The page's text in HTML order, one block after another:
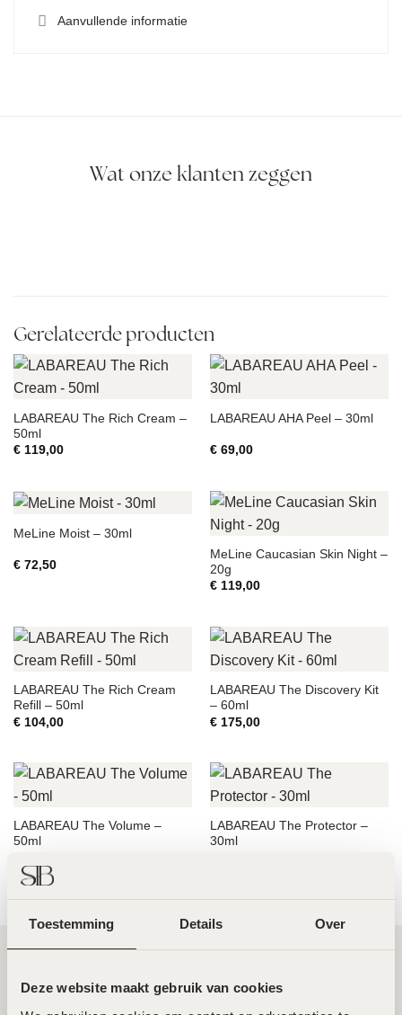
Toestemming Details Over
Deze website maakt gebruik van cookies
Aanvullende informatie
Wat onze klanten zeggen
Gerelateerde producten
LABAREAU The Rich Cream –
50ml
€119,00
LABAREAU AHA Peel – 30ml
€69,00
MeLine Moist – 30ml
€72,50
MeLine Caucasian Skin Night –
20g
€119,00
LABAREAU The Rich Cream
Refill – 50ml
€104,00
LABAREAU The Discovery Kit
– 60ml
€175,00
LABAREAU The Volume –
50ml
LABAREAU The Protector –
30ml
Twee toplocaties in Amsterdam Noord en